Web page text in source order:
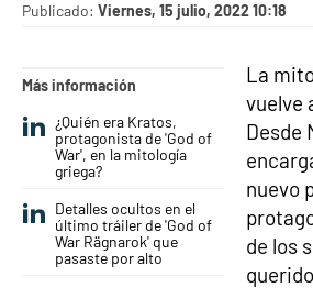
Publicado: Viernes, 15 julio, 2022 10:18
Más información
¿Quién era Kratos,
protagonista de 'God of
War', en la mitología
griega?
Detalles ocultos en el
último tráiler de 'God of
War Rägnarok' que
pasaste por alto
La
vuelve
Desde
nuevo
de los